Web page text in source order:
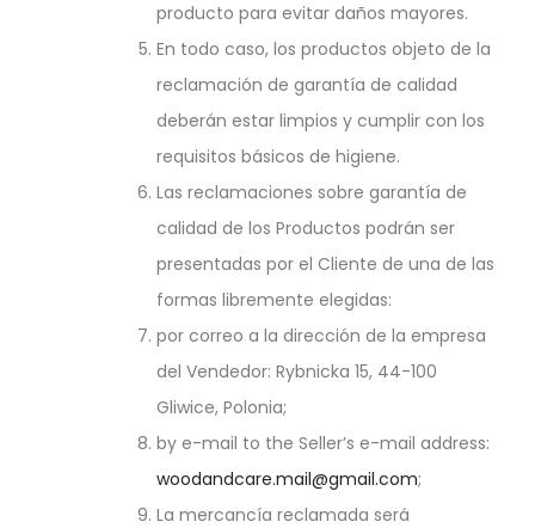
producto para evitar daños mayores.
En todo caso, los productos objeto de la
reclamación de garantía de calidad
deberán estar limpios y cumplir con los
requisitos básicos de higiene.
Las reclamaciones sobre garantía de
calidad de los Productos podrán ser
presentadas por el Cliente de una de las
formas libremente elegidas:
por correo a la dirección de la empresa
del Vendedor: Rybnicka 15, 44-100
Gliwice, Polonia;
by e-mail to the Seller’s e-mail address:
woodandcare.mail@gmail.com;
La mercancía reclamada será